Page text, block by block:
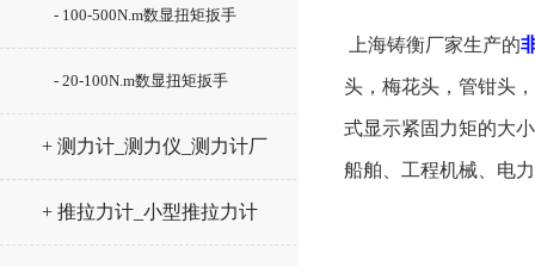
- 100-500N.m数显扭矩扳手
- 20-100N.m数显扭矩扳手
+ 测力计_测力仪_测力计厂
家
+ 推拉力计_小型推拉力计
上海铸衡厂家生产的
头，梅花头，管钳头
式显示紧固力矩的大
船舶、工程机械、电